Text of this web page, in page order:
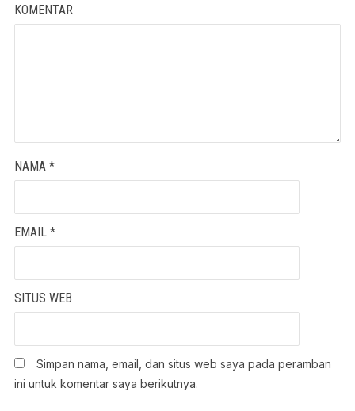
KOMENTAR
NAMA *
EMAIL *
SITUS WEB
Simpan nama, email, dan situs web saya pada peramban
ini untuk komentar saya berikutnya.